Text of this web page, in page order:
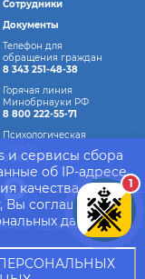
и сервисы сбора
об IP-адресе,
качества работы
соглашаетесь с
данных.
Сотрудники
Документы
Телефон для
обращения граждан
8 343 251-48-38
Горячая линия
Минобрнауки РФ
8 800 222-55-71
Психологическая
8 982 760-44-14
бюджетное
государственный
1